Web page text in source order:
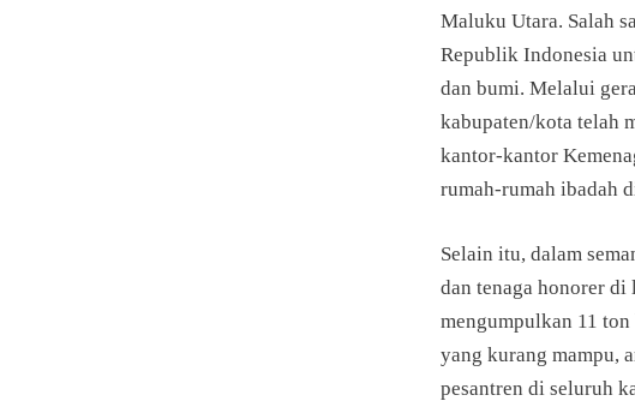
Maluku Utara. Salah
Republik Indonesia
dan bumi. Melalui
kabupaten/kota telah
kantor-kantor
rumah-rumah ibadah
Selain itu, dalam
dan tenaga honorer
mengumpulkan 11
yang kurang mampu,
pesantren di seluruh